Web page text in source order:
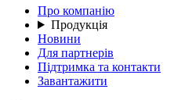
Про компанію
Продукція
Новини
Для партнерів
Підтримка та контакти
Завантажити